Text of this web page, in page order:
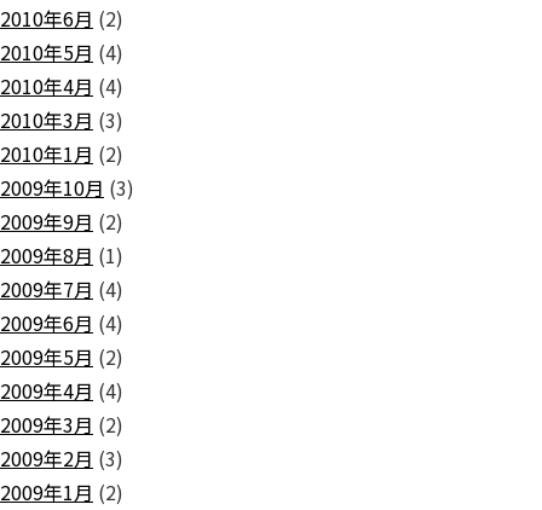
2010年6月 (2)
2010年5月 (4)
2010年4月 (4)
2010年3月 (3)
2010年1月 (2)
2009年10月 (3)
2009年9月 (2)
2009年8月 (1)
2009年7月 (4)
2009年6月 (4)
2009年5月 (2)
2009年4月 (4)
2009年3月 (2)
2009年2月 (3)
2009年1月 (2)